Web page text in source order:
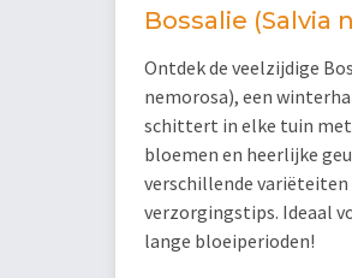
Bossalie (Salvia
Ontdek de veelzijdige
nemorosa), een
schittert in elke tuin
bloemen en heerlijke
verschillende variëteiten
verzorgingstips. Ideaal
lange bloeiperioden!